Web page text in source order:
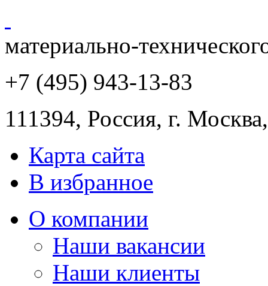
материально-
+7 (495) 943-13-83
111394, Россия, г. Москва
Карта сайта
В избранное
О компании
Наши вакансии
Наши клиенты